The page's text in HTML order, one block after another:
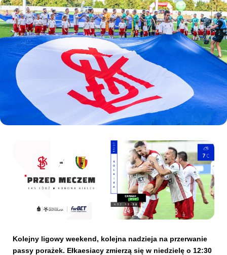
Akademia
Biznes
Dla mediów
Kibice
SKLEP KUP BILET
Kolejny ligowy weekend, kolejna nadzieja na przerwanie
passy porażek. Ełkaesiacy zmierzą się w niedzielę o 12:30